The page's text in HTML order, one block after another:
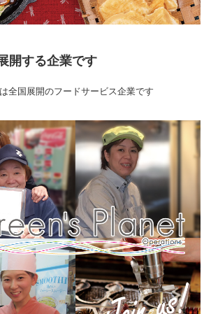
開する企業です
全国展開のフードサービス企業です